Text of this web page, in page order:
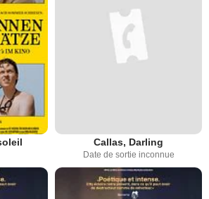
Callas, Darling
Date de sortie inconnue